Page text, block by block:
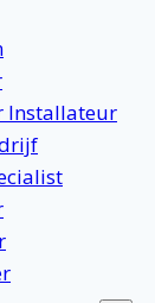
Installateur